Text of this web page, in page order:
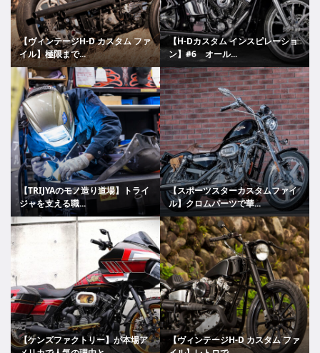
【ヴィンテージH-D カスタム ファ
イル】極限まで...
【H-Dカスタム インスピレーショ
ン】#6 オール...
【TRIJYAのモノ造り道場】トライ
ジャを支える職...
【スポーツスターカスタムファイ
ル】クロムパーツで華...
【ケンズファクトリー】が本場ア
【ヴィンテージH-D カスタム ファ